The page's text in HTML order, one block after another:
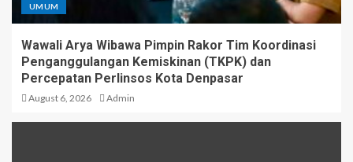
UMUM
Wawali Arya Wibawa Pimpin Rakor Tim Koordinasi
Penganggulangan Kemiskinan (TKPK) dan
Percepatan Perlinsos Kota Denpasar
August 6, 2026 Admin